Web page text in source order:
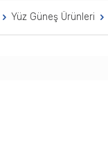
Yüz Güneş Ürünleri